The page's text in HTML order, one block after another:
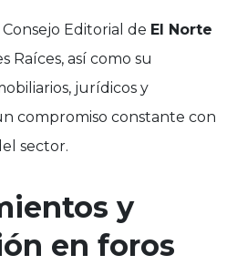
Editorial de El Norte
Raíces, así como su
jurídicos y
compromiso constante con
sector.
y
en foros